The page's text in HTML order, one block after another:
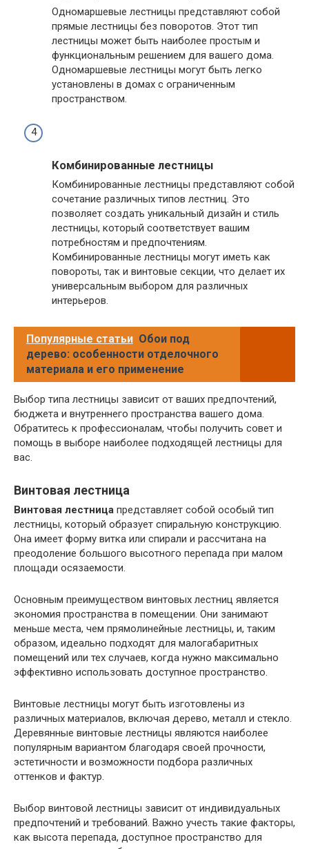
Одномаршевые лестницы представляют собой
прямые лестницы без поворотов. Этот тип
лестницы может быть наиболее простым и
функциональным решением для вашего дома.
Одномаршевые лестницы могут быть легко
установлены в домах с ограниченным
пространством.
Комбинированные лестницы
Комбинированные лестницы представляют собой
сочетание различных типов лестниц. Это
позволяет создать уникальный дизайн и стиль
лестницы, который соответствует вашим
потребностям и предпочтениям.
Комбинированные лестницы могут иметь как
повороты, так и винтовые секции, что делает их
универсальным выбором для различных
интерьеров.
Популярные статьи Обои под
дерево: особенности отделочного
материала и его применение
Выбор типа лестницы зависит от ваших предпочтений,
бюджета и внутреннего пространства вашего дома.
Обратитесь к профессионалам, чтобы получить совет и
помощь в выборе наиболее подходящей лестницы для
вас.
Винтовая лестница
Винтовая лестница представляет собой особый тип
лестницы, который образует спиральную конструкцию.
Она имеет форму витка или спирали и рассчитана на
преодоление большого высотного перепада при малом
площади осязаемости.
Основным преимуществом винтовых лестниц является
экономия пространства в помещении. Они занимают
меньше места, чем прямолинейные лестницы, и, таким
образом, идеально подходят для малогабаритных
помещений или тех случаев, когда нужно максимально
эффективно использовать доступное пространство.
Винтовые лестницы могут быть изготовлены из
различных материалов, включая дерево, металл и стекло.
Деревянные винтовые лестницы являются наиболее
популярным вариантом благодаря своей прочности,
эстетичности и возможности подбора различных
оттенков и фактур.
Выбор винтовой лестницы зависит от индивидуальных
предпочтений и требований. Важно учесть такие факторы,
как высота перепада, доступное пространство для